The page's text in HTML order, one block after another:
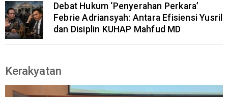
Debat Hukum ‘Penyerahan Perkara’
Febrie Adriansyah: Antara Efisiensi Yusril
dan Disiplin KUHAP Mahfud MD
Kerakyatan